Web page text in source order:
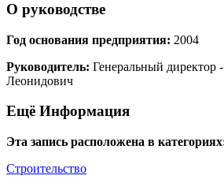
О руководстве
Год основания предприятия: 2004
Руководитель: Генеральный директор
Леонидович
Ещё Информация
Эта запись расположена в
Строительство